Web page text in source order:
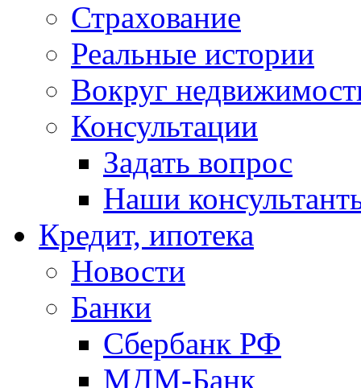
Страхование
Реальные истории
Вокруг
Консультации
Задать вопрос
Наши
Кредит, ипотека
Новости
Банки
Сбербанк РФ
МДМ-Банк